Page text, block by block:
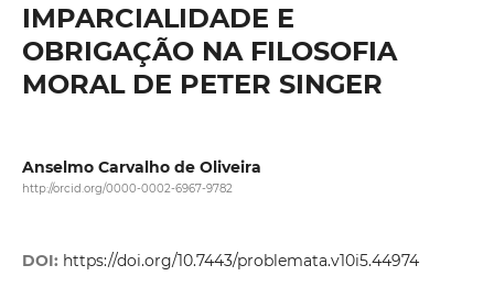
IMPARCIALIDADE E
OBRIGAÇÃO NA FILOSOFIA
MORAL DE PETER SINGER
Anselmo Carvalho de Oliveira
http://orcid.org/0000-0002-6967-9782
DOI: https://doi.org/10.7443/problemata.v10i5.44974